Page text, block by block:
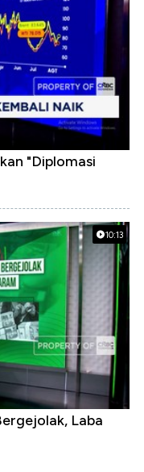
"Diplomasi
10:13
Laba